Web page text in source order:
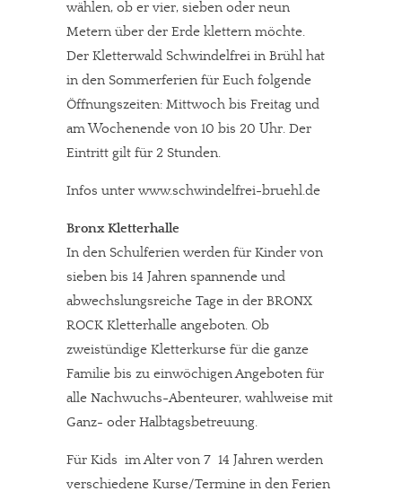
wählen, ob er vier, sieben oder neun
Metern über der Erde klettern möchte.
Der Kletterwald Schwindelfrei in Brühl hat
in den Sommerferien für Euch folgende
Öffnungszeiten: Mittwoch bis Freitag und
am Wochenende von 10 bis 20 Uhr. Der
Eintritt gilt für 2 Stunden.
Infos unter www.schwindelfrei-bruehl.de
Bronx Kletterhalle
In den Schulferien werden für Kinder von
sieben bis 14 Jahren spannende und
abwechslungsreiche Tage in der BRONX
ROCK Kletterhalle angeboten. Ob
zweistündige Kletterkurse für die ganze
Familie bis zu einwöchigen Angeboten für
alle Nachwuchs-Abenteurer, wahlweise mit
Ganz- oder Halbtagsbetreuung.
Für Kids im Alter von 7  14 Jahren werden
verschiedene Kurse/Termine in den Ferien